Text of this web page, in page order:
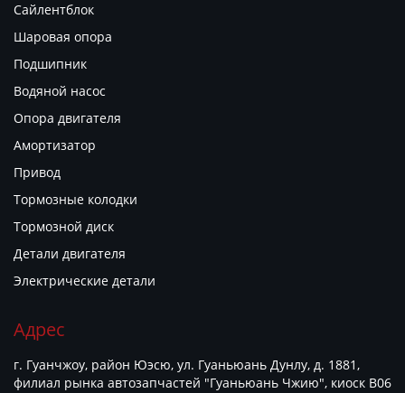
Сайлентблок
Шаровая опора
Подшипник
Водяной насос
Опора двигателя
Амортизатор
Привод
Тормозные колодки
Тормозной диск
Детали двигателя
Электрические детали
Адрес
г. Гуанчжоу, район Юэсю, ул. Гуаньюань Дунлу, д. 1881,
филиал рынка автозапчастей "Гуаньюань Чжию", киоск B06